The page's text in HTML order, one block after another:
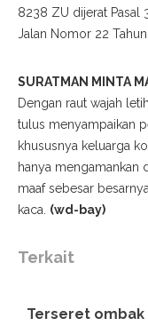
8238 ZU dijerat Pasal
Jalan Nomor 22
SURATMAN MINTA
Dengan raut wajah
tulus menyampaikan
khususnya keluarga
hanya mengamankan
maaf sebesar
kaca. (wd-bay)
Terkait
Terseret ombak